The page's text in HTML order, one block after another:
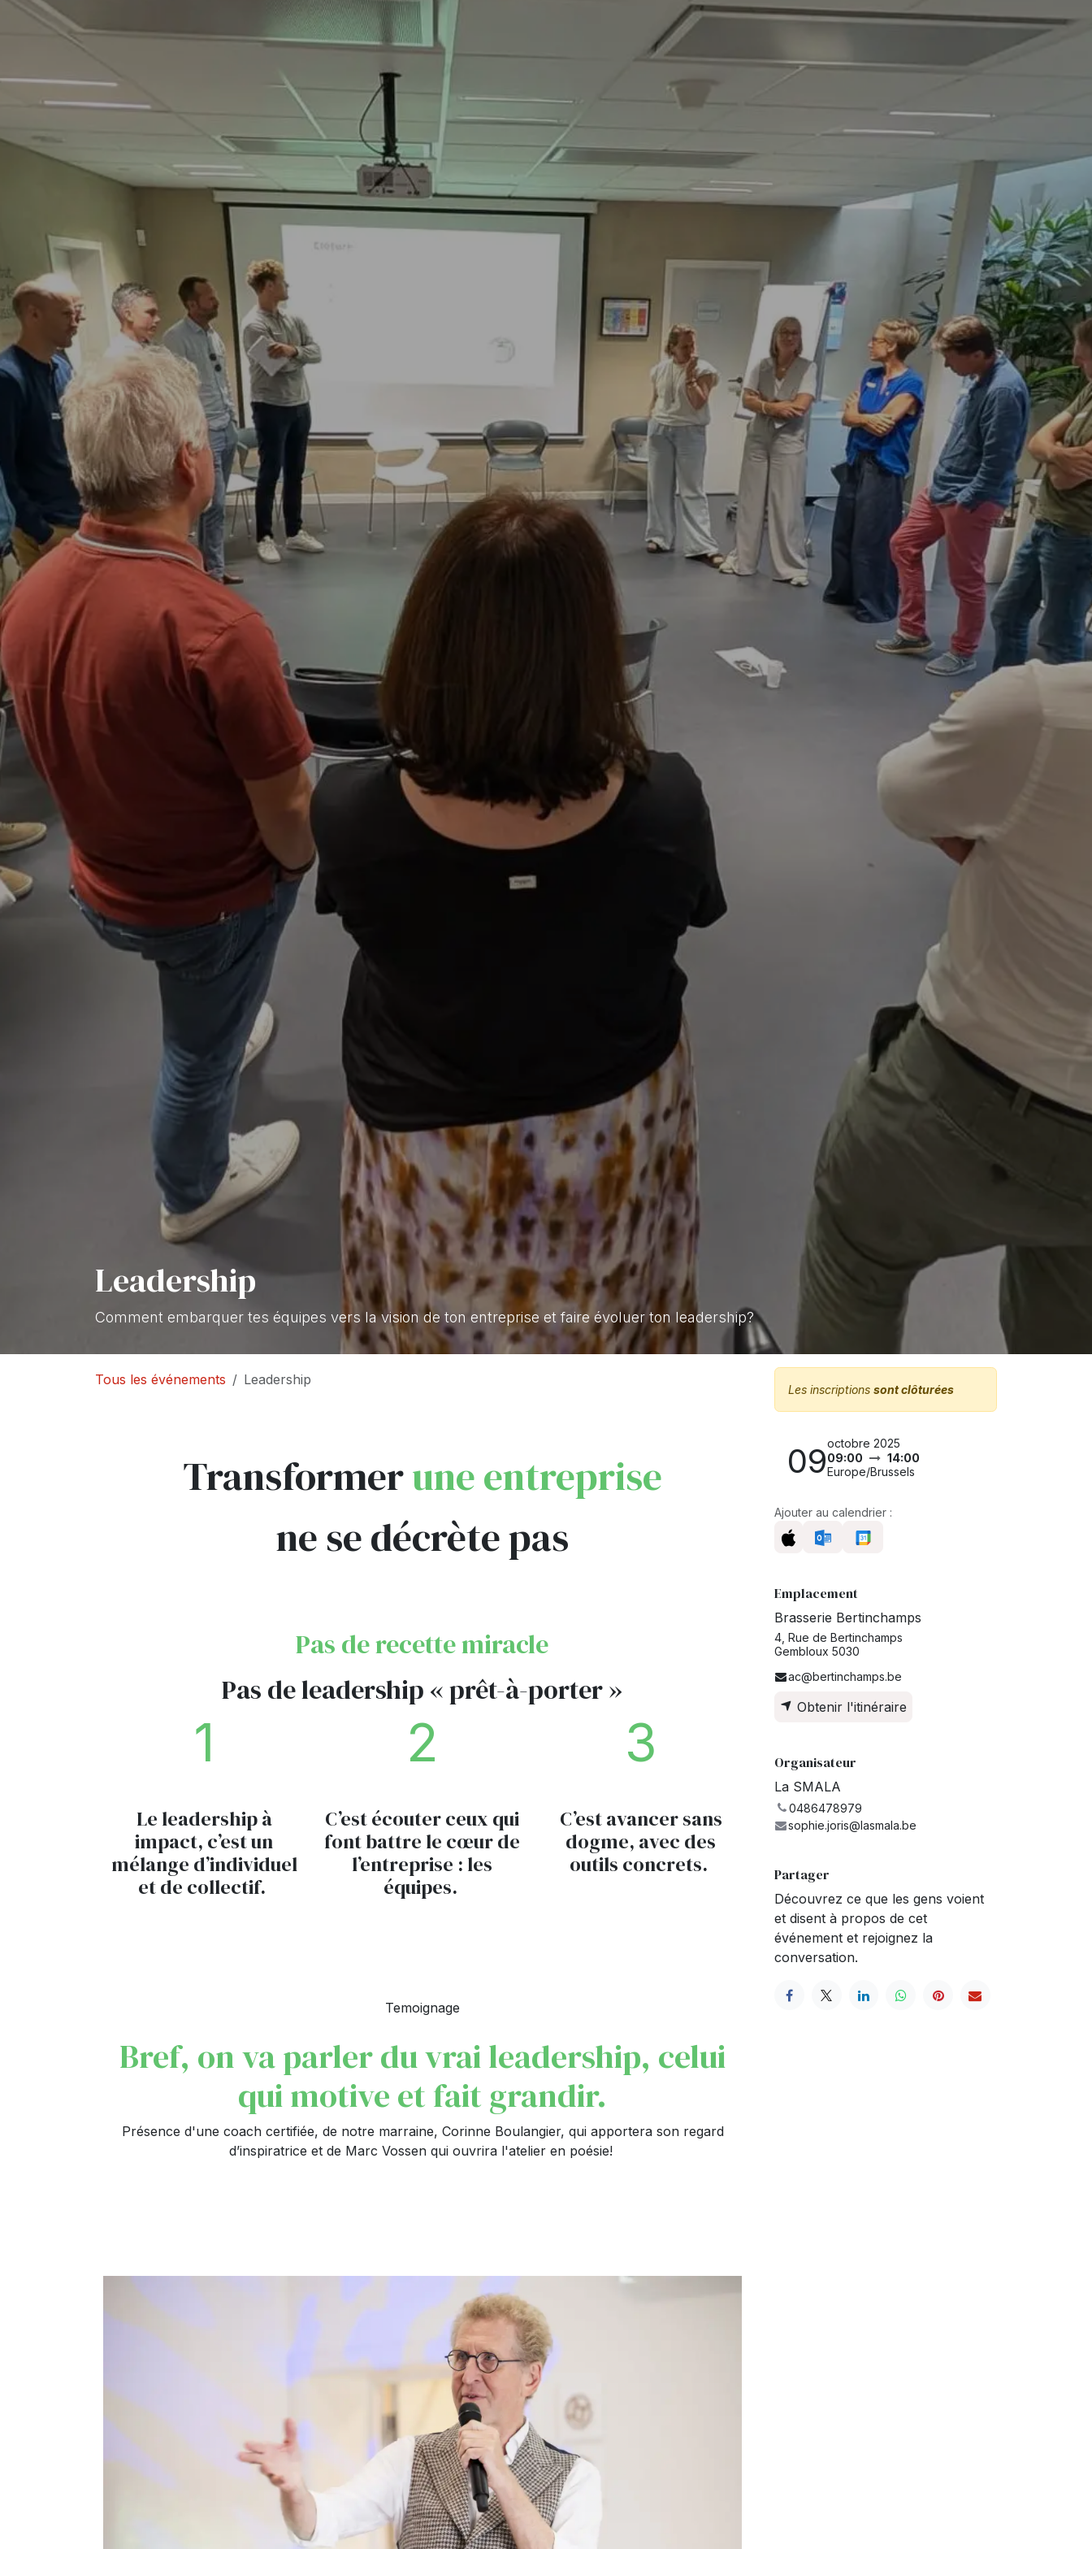
Leadership
Comment embarquer tes équipes vers la vision de ton entreprise et faire évoluer ton leadership?
Tous les événements Leadership
Transformerune entreprise
ne se décrète pas
1
Le leadership à
impact, c’est un
mélange d’individuel
et de collectif.
2
C’est écouter ceux qui
font battre le cœur de
l’entreprise : les
équipes.
3
C’est avancer sans
dogme, avec des
outils concrets.
Pas de recette miracle
Pas de leadership « prêt-à-porter »
Temoignage
Bref, on va parler du vrai leadership, celui
qui motive et fait grandir.
Présence d'une coach certifiée, de notre marraine, Corinne Boulangier, qui apportera son regard
d’inspiratrice et de Marc Vossen qui ouvrira l'atelier en poésie!
Les inscriptions sont clôturées
09octobre 2025
09:00
14:00
Europe/Brussels
Ajouter au calendrier :
Emplacement
Brasserie Bertinchamps
4, Rue de Bertinchamps
Gembloux 5030
ac@bertinchamps.be
Obtenir l'itinéraire
Organisateur
La SMALA
0486478979
sophie.joris@lasmala.be
Partager
Découvrez ce que les gens voient
et disent à propos de cet
événement et rejoignez la
conversation.